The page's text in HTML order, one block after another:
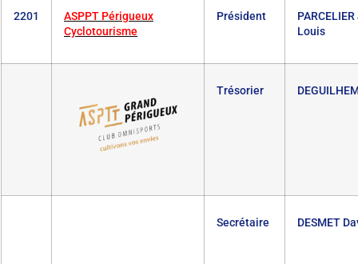
2201
ASPPT Périgueux
Cyclotourisme
Président
Louis
Trésorier
Secrétaire DESMET